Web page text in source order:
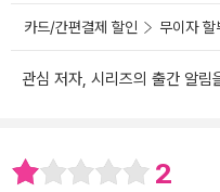
카드/간편결제 할인 무이자 할
관심 저자, 시리즈의 출간 알림
2